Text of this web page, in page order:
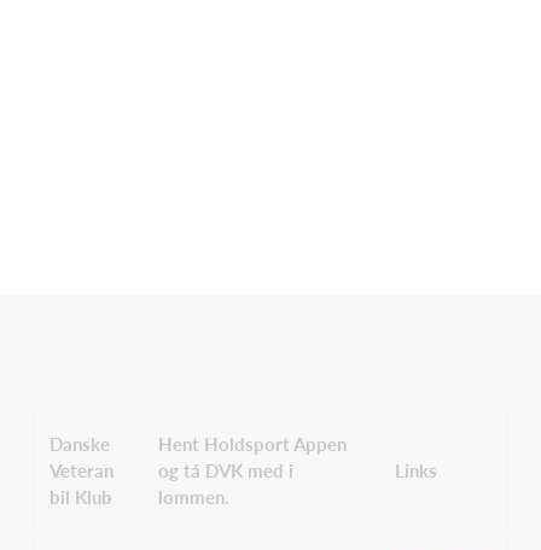
Danske
Veteran
bil Klub
Hent Holdsport Appen
og tá DVK med i
lommen.
Links